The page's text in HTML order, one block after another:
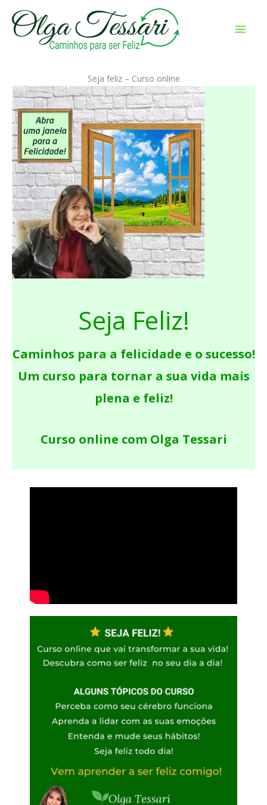
para
Seja feliz – Curso online
Seja Feliz!
Caminhos para a felicidade e o sucesso!
Um curso para tornar a sua vida mais
plena e feliz!
Curso online com Olga Tessari